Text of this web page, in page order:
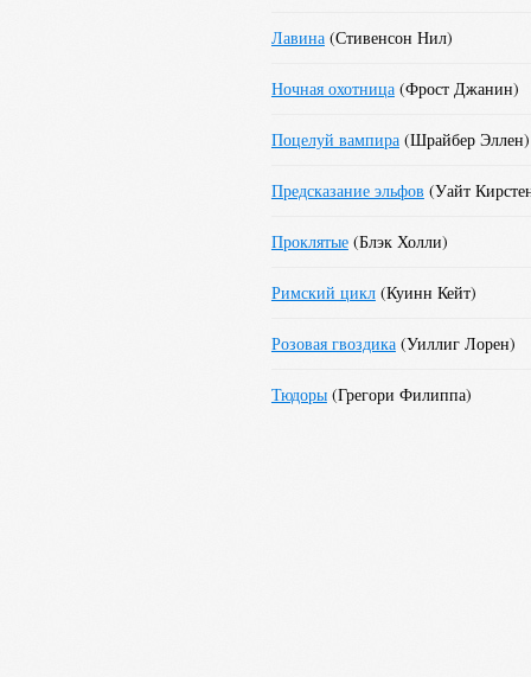
Лавина(Стивенсон Нил)
Ночная охотница(Фрост Джанин)
Поцелуй вампира(Шрайбер Эллен)
Предсказание эльфов (Уайт
Проклятые(Блэк Холли)
Римский цикл(Куинн Кейт)
Розовая гвоздика(Уиллиг Лорен)
Тюдоры(Грегори Филиппа)